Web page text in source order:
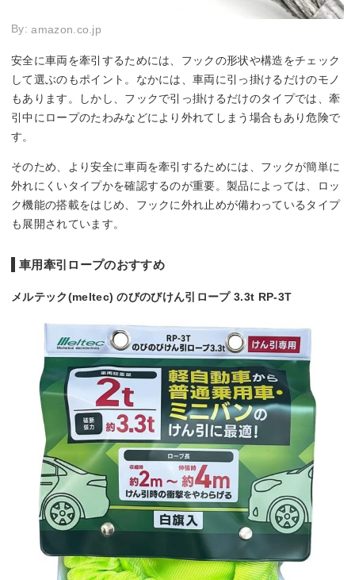
By:amazon.co.jp
安全に車両を牽引するためには、フックの形状や構造をチェック
して選ぶのもポイント。なかには、車両に引っ掛けるだけのモノ
もあります。しかし、フックで引っ掛けるだけのタイプでは、牽
引中にロープのたわみなどにより外れてしまう場合もあり危険で
す。
そのため、より安全に車両を牽引するためには、フックが簡単に
外れにくいタイプかを確認するのが重要。製品によっては、ロッ
ク機能の搭載をはじめ、フックに外れ止めが備わっているタイプ
も展開されています。
車用牽引ロープのおすすめ
メルテック(meltec) のびのびけん引ロープ 3.3t RP-3T